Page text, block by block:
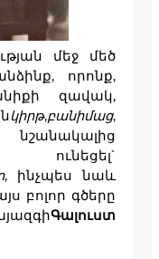
մեջ մեծ
որոնք,
զավակ,
կիրթ,բանիմաց,
, ինչպես նաև
բոլոր գծերը
Գալուստ